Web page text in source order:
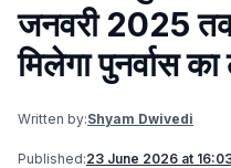
जनवरी 2025 तक
मिलेगा पुनर्वास
Written by:Shyam Dwivedi
Published:23 June 2026 at